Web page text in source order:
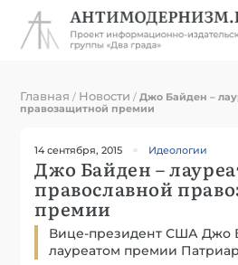
Главная / Новости /Джо Байден –
правозащитной премии
14 сентября, 2015 Идеологии
Джо Байден –
православной
премии
Вице-президент США Джо
лауреатом премии